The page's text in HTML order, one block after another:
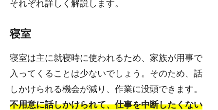
それぞれ詳しく解説します。
寝室
寝室は主に就寝時に使われるため、家族が用事で
入ってくることは少ないでしょう。そのため、話
しかけられる機会が減り、作業に没頭できます。
不用意に話しかけられて、仕事を中断したくない